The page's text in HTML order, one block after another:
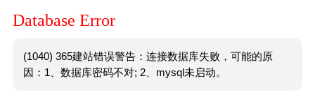
Database Error
(1040) 365建站错误警告：连接数据库失败，可能的原
因：1、数据库密码不对; 2、mysql未启动。